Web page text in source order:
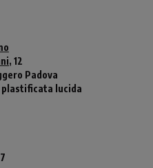
, 12
Padova
plastificata lucida